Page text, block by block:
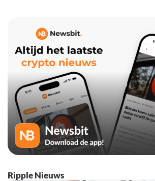
Ripple Nieuws